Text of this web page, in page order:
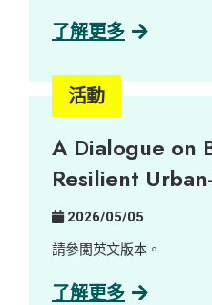
擁有三百年歷史的客家古
大自然三大核心元素——
藝術作品。 由萃取自在地植物的天然染料，到記錄
溫柔而深刻的感官視角，
展與社區韌性。 展覽詳情： 日期： 2026年6月16
日至23日 時間： 上午 10:00 至 晚上 9:00 地點：
中環藝穗會 陳麗玲畫廊（Google
展覽專頁了解更多：
了解更多
活動
A Dialogue on
Resilient
Partnerships
2026/05/05
請參閲英文版本。
了解更多